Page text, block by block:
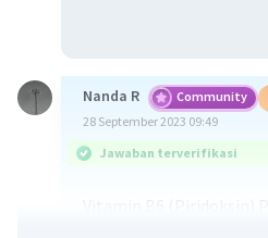
Nanda R Community
28 September 2023 09:49
Jawaban terverifikasi